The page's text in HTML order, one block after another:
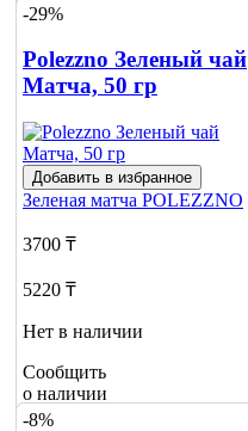
-29%
Polezzno Зеленый чай
Матча, 50 гр
Добавить в избранное
Зеленая матча POLEZZNO
3700 ₸
5220 ₸
Нет в наличии
Сообщить
о наличии
-8%